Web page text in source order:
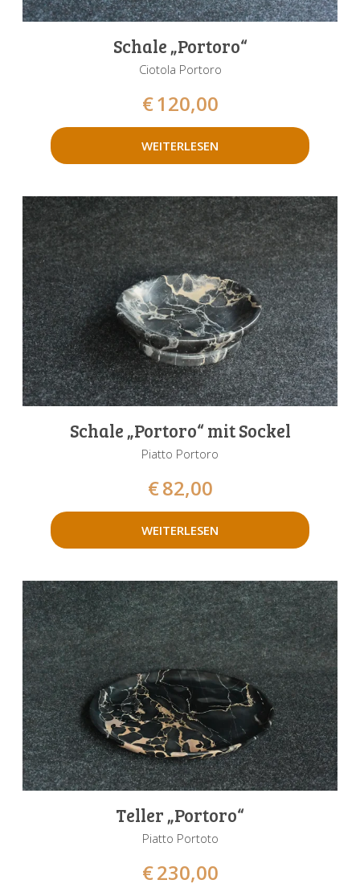
Schale „Portoro“
Ciotola Portoro
€120,00
WEITERLESEN
Schale „Portoro“ mit Sockel
Piatto Portoro
€82,00
WEITERLESEN
Teller „Portoro“
Piatto Portoto
€230,00